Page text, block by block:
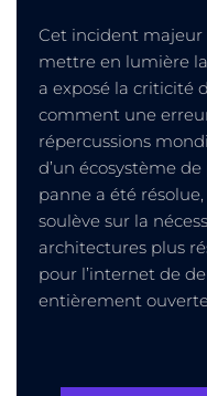
Cet incident majeur
mettre en lumière
a exposé la criticité
comment une
répercussions
d’un écosystème
panne a été
soulève sur la
architectures plus
pour l’internet de
entièrement